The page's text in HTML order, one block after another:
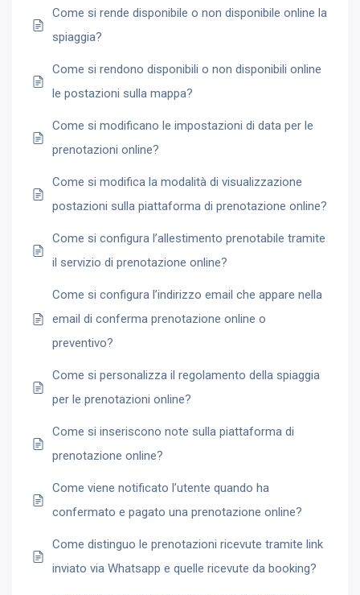
Come si rende disponibile o non disponibile online la
spiaggia?
Come si rendono disponibili o non disponibili online
le postazioni sulla mappa?
Come si modificano le impostazioni di data per le
prenotazioni online?
Come si modifica la modalità di visualizzazione
postazioni sulla piattaforma di prenotazione online?
Come si configura l’allestimento prenotabile tramite
il servizio di prenotazione online?
Come si configura l’indirizzo email che appare nella
email di conferma prenotazione online o
preventivo?
Come si personalizza il regolamento della spiaggia
per le prenotazioni online?
Come si inseriscono note sulla piattaforma di
prenotazione online?
Come viene notificato l’utente quando ha
confermato e pagato una prenotazione online?
Come distinguo le prenotazioni ricevute tramite link
inviato via Whatsapp e quelle ricevute da booking?